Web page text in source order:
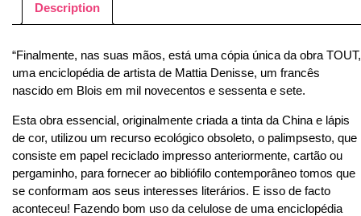
Description
“Finalmente, nas suas mãos, está uma cópia única da obra TOUT,
uma enciclopédia de artista de Mattia Denisse, um francês
nascido em Blois em mil novecentos e sessenta e sete.
Esta obra essencial, originalmente criada a tinta da China e lápis
de cor, utilizou um recurso ecológico obsoleto, o palimpsesto, que
consiste em papel reciclado impresso anteriormente, cartão ou
pergaminho, para fornecer ao bibliófilo contemporâneo tomos que
se conformam aos seus interesses literários. E isso de facto
aconteceu! Fazendo bom uso da celulose de uma enciclopédia